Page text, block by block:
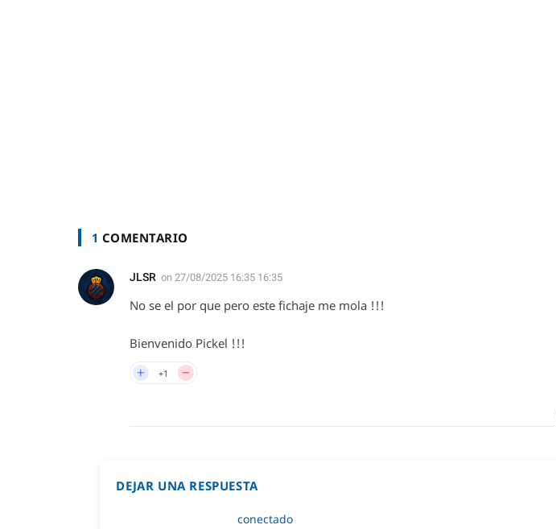
1 COMENTARIO
JLSR on 27/08/2025 16:35 16:35
No se el por que pero este fichaje me mola !!!
Bienvenido Pickel !!!
+1
DEJAR UNA RESPUESTA
Lo siento, debes estarconectado